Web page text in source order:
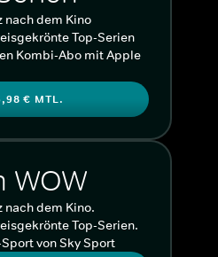
nach dem Kino
Top-Serien
Kombi-Abo mit Apple
€ MTL.
WOW
nach dem Kino.
Top-Serien.
von Sky Sport